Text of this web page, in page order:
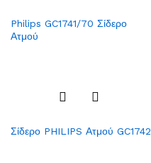
to
Philips GC1741/70 Σίδερο
Ατμού
to
Σίδερο PHILIPS Ατμού GC1742